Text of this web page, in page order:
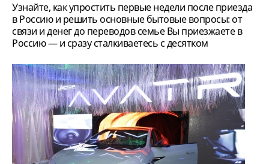
Узнайте, как упростить первые недели после приезда
в Россию и решить основные бытовые вопросы: от
связи и денег до переводов семье Вы приезжаете в
Россию — и сразу сталкиваетесь с десятком